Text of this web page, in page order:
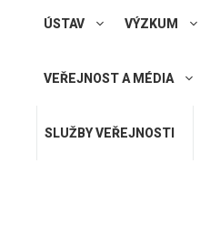
ÚSTAV VÝZKUM
VEŘEJNOST A MÉDIA
SLUŽBY VEŘEJNOSTI